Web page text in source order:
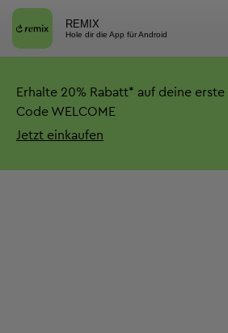
REMIX
Hole dir die App für Android
Erhalte 20% Rabatt* auf deine
Code WELCOME
Jetzt einkaufen